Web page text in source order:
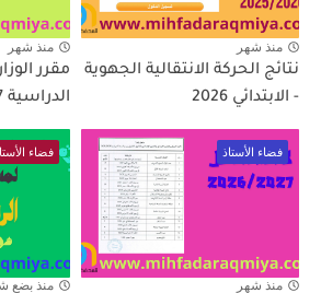
منذ شهر
نتائج الحركة الانتقالية الجهوية
- الابتدائي 2026
منذ شهر
مقرر
الدراسية 2026/2027
فضاء الأستاذ
منذ شهر
فضاء
منذ بضع